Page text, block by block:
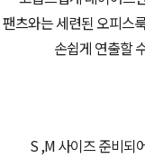
팬츠와는 세련된 오피스
손쉽게 연출할
S ,M 사이즈 준비되